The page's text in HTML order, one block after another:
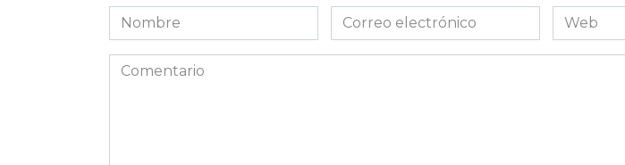
Nombre
Correo
electrónico
Web
Comentario